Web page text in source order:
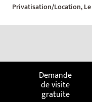
Privatisation/Location,
Demande
de visite
gratuite